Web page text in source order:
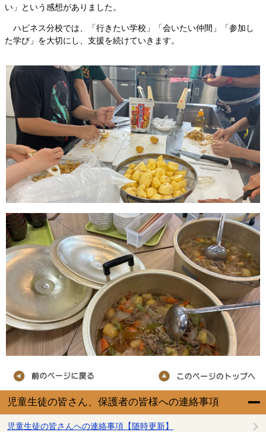
児童生徒の皆さん、保護者の皆様への連絡事項
児童生徒の皆さんへの連絡事項【随時更新】
い」という感想がありました。
ハピネス分校では、「行きたい学校」「会いたい仲間」「参加し
た学び」を大切にし、支援を続けていきます。